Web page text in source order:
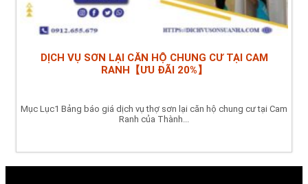
DỊCH VỤ SƠN LẠI CĂN HỘ CHUNG CƯ TẠI CAM
RANH【ƯU ĐÃI 20%】
Mục Lục1 Bảng báo giá dịch vụ thợ sơn lại căn hộ chung cư tại Cam
Ranh của Thành...